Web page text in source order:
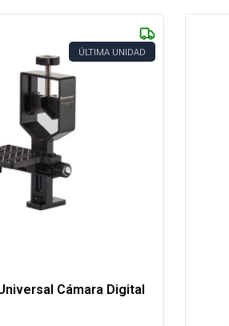
ÚLTIMA UNIDAD
Cámara Digital